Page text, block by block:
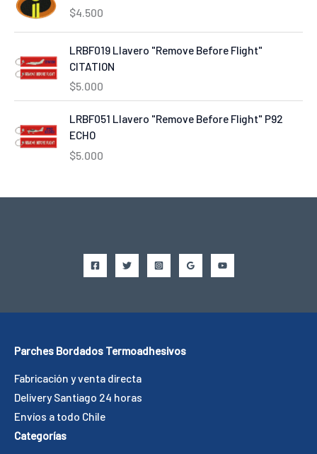
$4.500
LRBF019 Llavero "Remove Before Flight"
CITATION
$5.000
LRBF051 Llavero "Remove Before Flight" P92
ECHO
$5.000
Parches Bordados Termoadhesivos
Fabricación y venta directa
Delivery Santiago 24 horas
Envíos a todo Chile
Categorías